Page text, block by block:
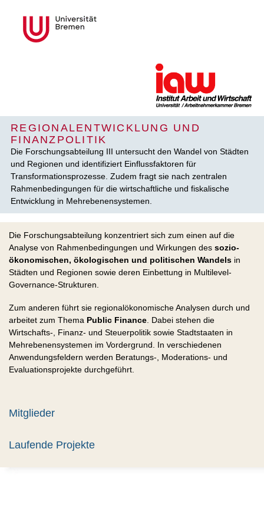
REGIONALENTWICKLUNG UND
FINANZPOLITIK
Die Forschungsabteilung III untersucht den Wandel von Städten
und Regionen und identifiziert Einflussfaktoren für
Transformationsprozesse. Zudem fragt sie nach zentralen
Rahmenbedingungen für die wirtschaftliche und fiskalische
Entwicklung in Mehrebenen­systemen.
Die Forschungsabteilung konzentriert sich zum einen auf die
Analyse von Rahmenbedingungen und Wirkungen des sozio-
ökonomischen, ökologischen und politischen Wandels in
Städten und Regionen sowie deren Einbettung in Multilevel-
Governance-Strukturen.
Zum anderen führt sie regionalökonomische Analysen durch und
arbeitet zum Thema Public Finance. Dabei stehen die
Wirtschafts-, Finanz- und Steuerpolitik sowie Stadtstaaten in
Mehrebenensystemen im Vordergrund. In verschiedenen
Anwendungsfeldern werden Beratungs-, Moderations- und
Evaluationsprojekte durchgeführt.
Mitglieder
Laufende Projekte